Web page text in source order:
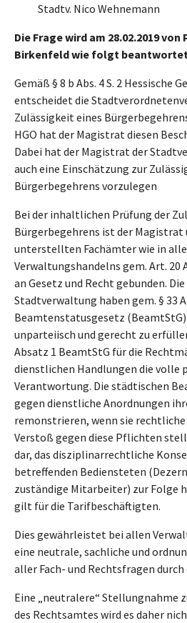
Stadtv. Nico Wehnemann
Die Frage wird am 28.02.2019 von
Birkenfeld wie folgt
Gemäß § 8 b Abs. 4 S. 2 Hessische
entscheidet die
Zulässigkeit eines
HGO hat der Magistrat diesen
Dabei hat der Magistrat der
auch eine Einschätzung zur
Bürgerbegehrens vorzulegen
Bei der inhaltlichen Prüfung der
Bürgerbegehrens ist der Magistrat
unterstellten Fachämter wie in
Verwaltungshandelns gem. Art. 20
an Gesetz und Recht gebunden.
Stadtverwaltung haben gem. § 33
Beamtenstatusgesetz
unparteiisch und gerecht zu
Absatz 1 BeamtStG für die
dienstlichen Handlungen die volle
Verantwortung. Die städtischen
gegen dienstliche Anordnungen
remonstrieren, wenn sie rechtliche
Verstoß gegen diese Pflichten
dar, das disziplinarrechtliche
betreffenden Bediensteten
zuständige Mitarbeiter) zur Folge
gilt für die Tarifbeschäftigten.
Dies gewährleistet bei allen
eine neutrale, sachliche und
aller Fach- und Rechtsfragen
Eine „neutralere“ Stellungnahme
des Rechtsamtes wird es daher